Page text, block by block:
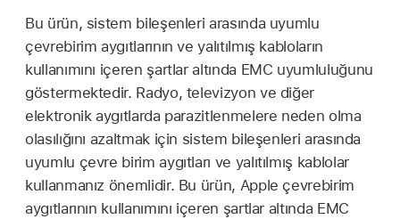
Bu ürün, sistem bileşenleri arasında uyumlu
çevrebirim aygıtlarının ve yalıtılmış kabloların
kullanımını içeren şartlar altında EMC uyumluluğunu
göstermektedir. Radyo, televizyon ve diğer
elektronik aygıtlarda parazitlenmelere neden olma
olasılığını azaltmak için sistem bileşenleri arasında
uyumlu çevre birim aygıtları ve yalıtılmış kablolar
kullanmanız önemlidir. Bu ürün, Apple çevrebirim
aygıtlarının kullanımını içeren şartlar altında EMC